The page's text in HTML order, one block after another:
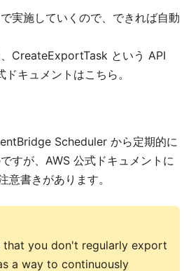
実施していくので、できれば自動
、CreateExportTask という API
キュメントはこちら。
Scheduler から定期的に
すが、AWS 公式ドキュメントに
意書きがあります。
that you don't regularly export
a way to continuously